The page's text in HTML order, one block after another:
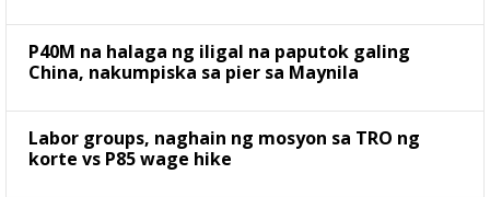
P40M na halaga ng iligal na paputok galing
China, nakumpiska sa pier sa Maynila
Labor groups, naghain ng mosyon sa TRO ng
korte vs P85 wage hike